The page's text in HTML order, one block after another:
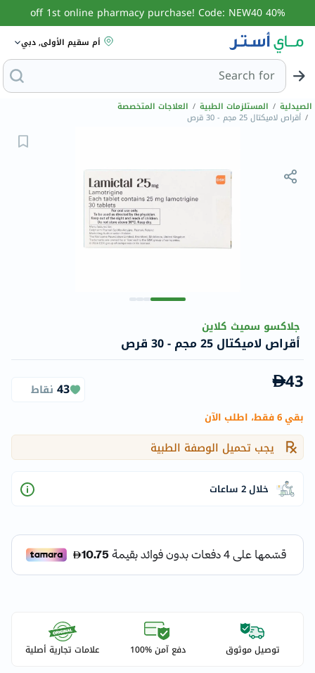
40% off 1st online pharmacy purchase! Code: NEW40
أم سقيم الأولى, دبي
Search for
الصيدلية / المستلزمات الطبية / العلاجات المتخصصة
/ أقراص لاميكتال 25 مجم - 30 قرص
جلاكسو سميث كلاين
أقراص لاميكتال 25 مجم - 30 قرص
43
43 نقاط
بقي 6 فقط، اطلب الآن
يجب تحميل الوصفة الطبية
خلال 2 ساعات
توصيل موثوق دفع آمن %100 علامات تجارية أصلية